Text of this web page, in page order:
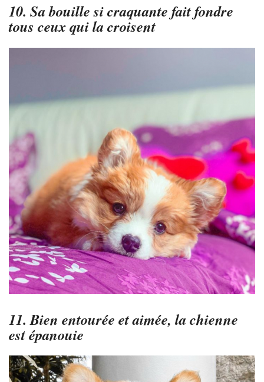
10. Sa bouille si craquante fait fondre
tous ceux qui la croisent
11. Bien entourée et aimée, la chienne
est épanouie